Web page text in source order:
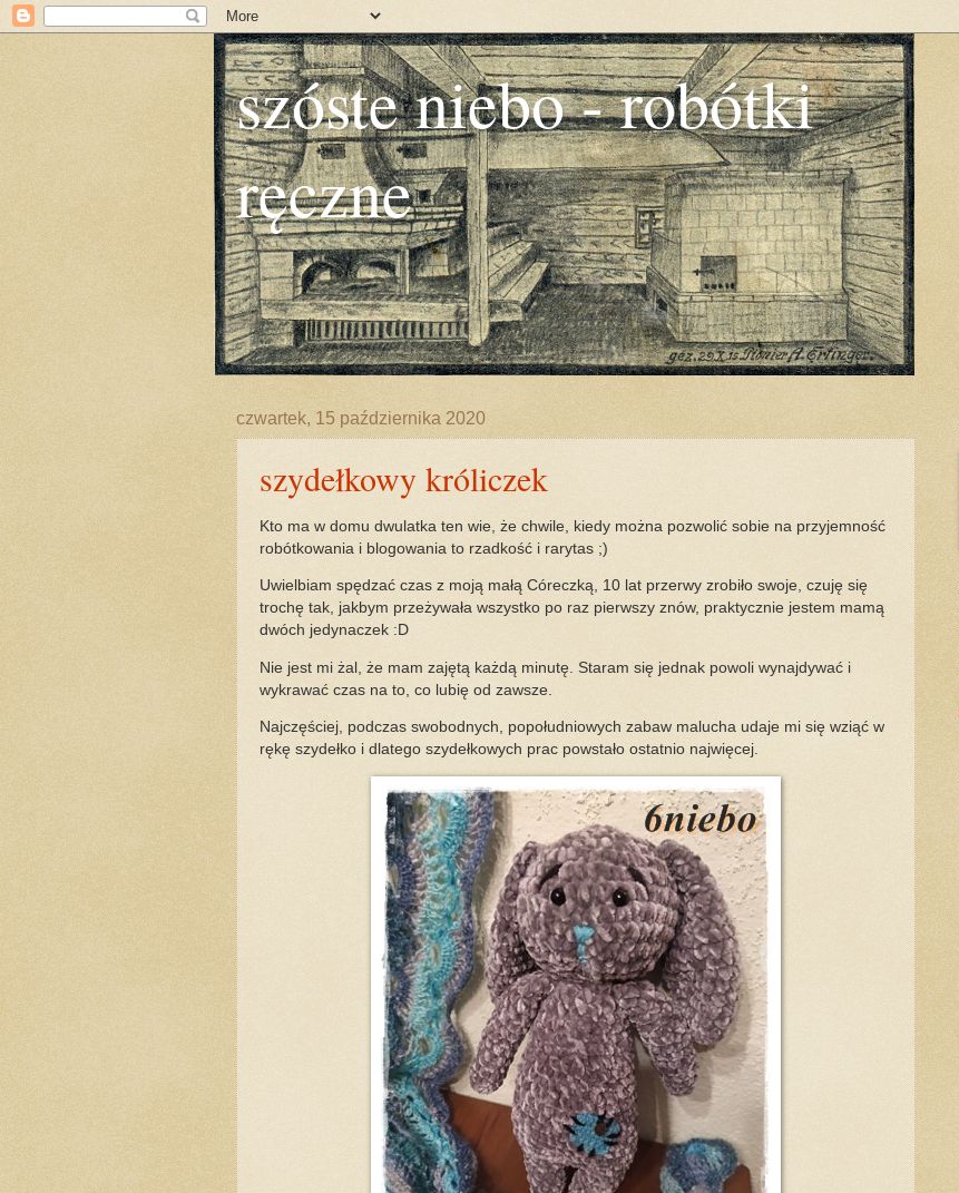
szóste niebo - robótki
ręczne
czwartek, 15 października 2020
szydełkowy króliczek
Kto ma w domu dwulatka ten wie, że chwile, kiedy można pozwolić sobie na przyjemność
robótkowania i blogowania to rzadkość i rarytas ;)
Uwielbiam spędzać czas z moją małą Córeczką, 10 lat przerwy zrobiło swoje, czuję się
trochę tak, jakbym przeżywała wszystko po raz pierwszy znów, praktycznie jestem mamą
dwóch jedynaczek :D
Nie jest mi żal, że mam zajętą każdą minutę. Staram się jednak powoli wynajdywać i
wykrawać czas na to, co lubię od zawsze.
Najczęściej, podczas swobodnych, popołudniowych zabaw malucha udaje mi się wziąć w
rękę szydełko i dlatego szydełkowych prac powstało ostatnio najwięcej.